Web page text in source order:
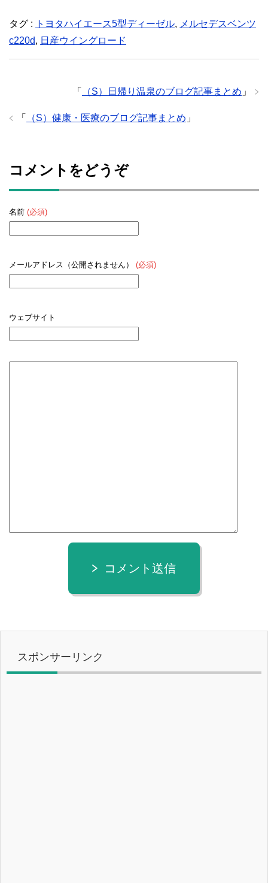
タグ : トヨタハイエース5型ディーゼル, メルセデスベンツ
c220d, 日産ウイングロード
「 （S）日帰り温泉のブログ記事まとめ 」
「 （S）健康・医療のブログ記事まとめ 」
コメントをどうぞ
名前 (必須)
メールアドレス（公開されません） (必須)
ウェブサイト
コメント送信
スポンサーリンク